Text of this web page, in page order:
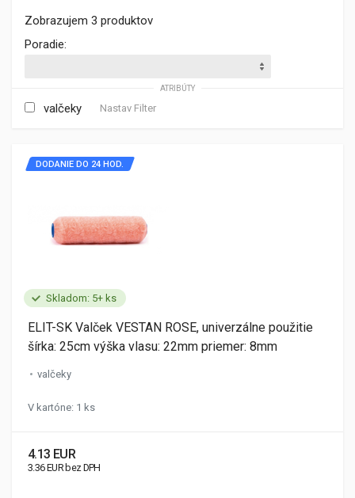
Zobrazujem 3 produktov
Poradie:
ATRIBÚTY
valčeky Nastav Filter
Skladom: 5+ ks
DODANIE DO 24 HOD.
ELIT-SK Valček VESTAN ROSE, univerzálne použitie
šírka: 25cm výška vlasu: 22mm priemer: 8mm
valčeky
V kartóne: 1 ks
4.13 EUR
3.36 EUR bez DPH